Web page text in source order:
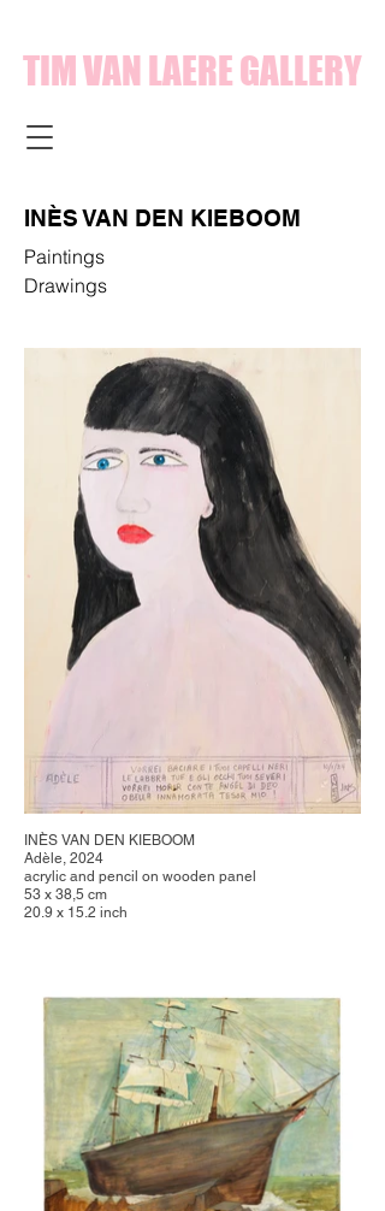
TIM VAN LAERE GALLERY
INÈS VAN DEN KIEBOOM
Paintings
Drawings
INÈS VAN DEN KIEBOOM
Adèle, 2024
acrylic and pencil on wooden panel
53 x 38,5 cm
20.9 x 15.2 inch